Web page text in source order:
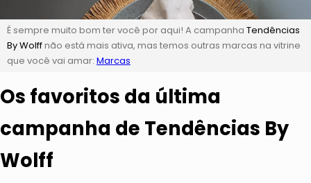
É sempre muito bom ter você por aqui! A campanha Tendências
By Wolffnão está mais ativa, mas temos outras marcas na vitrine
que você vai amar: Marcas
Os favoritos da última
campanha de Tendências By
Wolff